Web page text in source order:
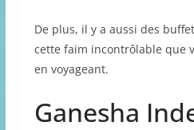
De plus, il y a aussi des
cette faim incontrôlable que
en voyageant.
Ganesha